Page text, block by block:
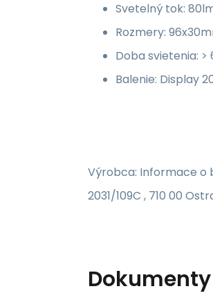
Svetelný tok:
Rozmery:
Doba svietenia: >
Balenie: Display
Výrobca: Informace o
2031/109C , 710 00
Dokumenty